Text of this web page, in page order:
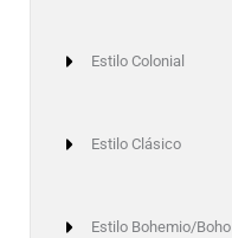
Estilo Colonial
Estilo Clásico
Estilo Bohemio/Boho